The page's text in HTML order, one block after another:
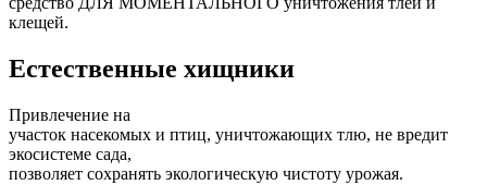
клещей.
Естественные хищники
Привлечение на
участок насекомых и птиц, уничтожающих тлю, не вредит
экосистеме сада,
позволяет сохранять экологическую чистоту урожая.